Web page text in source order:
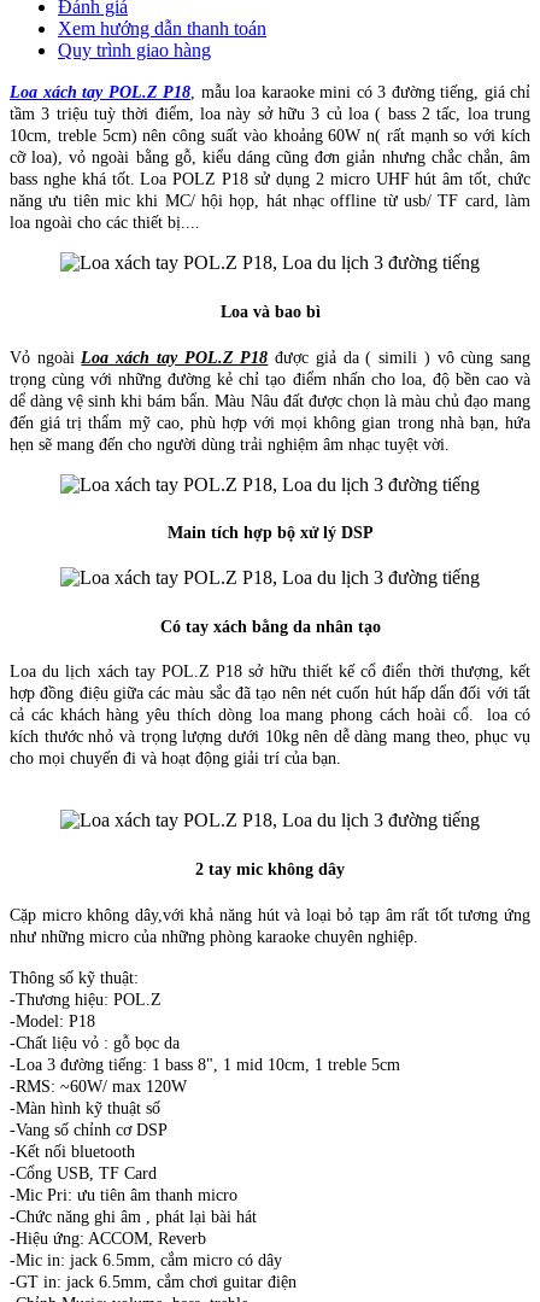
Đánh giá
Xem hướng dẫn thanh toán
Quy trình giao hàng
Loa xách tay POL.Z P18, mẫu loa karaoke mini có 3 đường tiếng, giá chỉ
tầm 3 triệu tuỳ thời điểm, loa này sở hữu 3 củ loa ( bass 2 tấc, loa trung
10cm, treble 5cm) nên công suất vào khoảng 60W n( rất mạnh so với kích
cỡ loa), vỏ ngoài bằng gỗ, kiểu dáng cũng đơn giản nhưng chắc chắn, âm
bass nghe khá tốt. Loa POLZ P18 sử dụng 2 micro UHF hút âm tốt, chức
năng ưu tiên mic khi MC/ hội họp, hát nhạc offline từ usb/ TF card, làm
loa ngoài cho các thiết bị....
Loa và bao bì
Vỏ ngoài Loa xách tay POL.Z P18 được giả da ( simili ) vô cùng sang
trọng cùng với những đường kẻ chỉ tạo điểm nhấn cho loa, độ bền cao và
dể dàng vệ sinh khi bám bẩn. Màu Nâu đất được chọn là màu chủ đạo mang
đến giá trị thẩm mỹ cao, phù hợp với mọi không gian trong nhà bạn, hứa
hẹn sẽ mang đến cho người dùng trải nghiệm âm nhạc tuyệt vời.
Main tích hợp bộ xử lý DSP
Có tay xách bằng da nhân tạo
Loa du lịch xách tay POL.Z P18 sở hữu thiết kế cổ điển thời thượng, kết
hợp đồng điệu giữa các màu sắc đã tạo nên nét cuốn hút hấp dẩn đối với tất
cả các khách hàng yêu thích dòng loa mang phong cách hoài cổ. loa có
kích thước nhỏ và trọng lượng dưới 10kg nên dễ dàng mang theo, phục vụ
cho mọi chuyến đi và hoạt động giải trí của bạn.
2 tay mic không dây
Cặp micro không dây,với khả năng hút và loại bỏ tạp âm rất tốt tương ứng
như những micro của những phòng karaoke chuyên nghiệp.
Thông số kỹ thuật:
-Thương hiệu: POL.Z
-Model: P18
-Chất liệu vỏ : gỗ bọc da
-Loa 3 đường tiếng: 1 bass 8", 1 mid 10cm, 1 treble 5cm
-RMS: ~60W/ max 120W
-Màn hình kỹ thuật số
-Vang số chỉnh cơ DSP
-Kết nối bluetooth
-Cổng USB, TF Card
-Mic Pri: ưu tiên âm thanh micro
-Chức năng ghi âm , phát lại bài hát
-Hiệu ứng: ACCOM, Reverb
-Mic in: jack 6.5mm, cắm micro có dây
-GT in: jack 6.5mm, cắm chơi guitar điện